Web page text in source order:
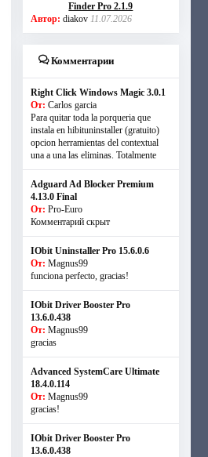
Finder Pro 2.1.9
Автор: diakov 11.07.2026
Комментарии
Right Click Windows Magic 3.0.1
От: Carlos garcia
Para quitar toda la porqueria que
instala en hibituninstaller (gratuito)
opcion herramientas del contextual
una a una las eliminas. Totalmente
Adguard Ad Blocker Premium
4.13.0 Final
От: Pro-Euro
Комментарий скрыт
IObit Uninstaller Pro 15.6.0.6
От: Magnus99
funciona perfecto, gracias!
IObit Driver Booster Pro
13.6.0.438
От: Magnus99
gracias
Advanced SystemCare Ultimate
18.4.0.114
От: Magnus99
gracias!
IObit Driver Booster Pro
13.6.0.438